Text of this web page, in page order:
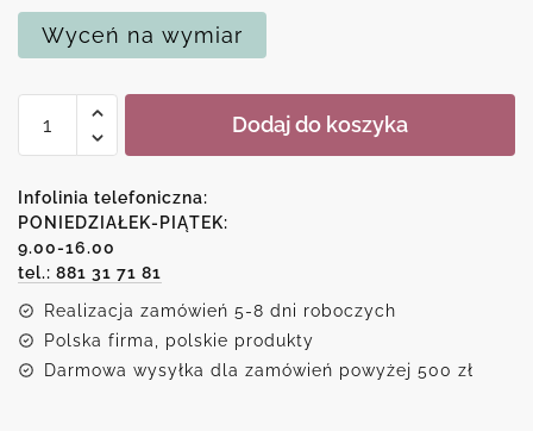
Wyceń na wymiar
Obraz
czarno-
białą
abstrakcją
Dodaj do koszyka
Infolinia telefoniczna:
PONIEDZIAŁEK-PIĄTEK:
9.00-16.00
tel.: 881 31 71 81
Realizacja zamówień 5-8 dni roboczych
Polska firma, polskie produkty
Darmowa wysyłka dla zamówień powyżej 500 zł